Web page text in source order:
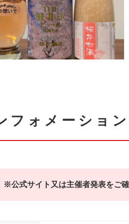
フォメーション
※公式サイト又は主催者発表をご確